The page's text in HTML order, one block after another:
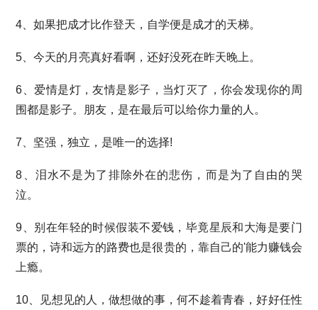
4、如果把成才比作登天，自学便是成才的天梯。
5、今天的月亮真好看啊，还好没死在昨天晚上。
6、爱情是灯，友情是影子，当灯灭了，你会发现你的周
围都是影子。朋友，是在最后可以给你力量的人。
7、坚强，独立，是唯一的选择!
8、泪水不是为了排除外在的悲伤，而是为了自由的哭
泣。
9、别在年轻的时候假装不爱钱，毕竟星辰和大海是要门
票的，诗和远方的路费也是很贵的，靠自己的'能力赚钱会
上瘾。
10、见想见的人，做想做的事，何不趁着青春，好好任性